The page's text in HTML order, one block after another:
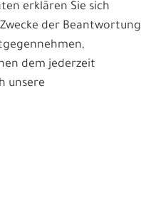
erklären Sie sich
der Beantwortung
dem jederzeit
unsere